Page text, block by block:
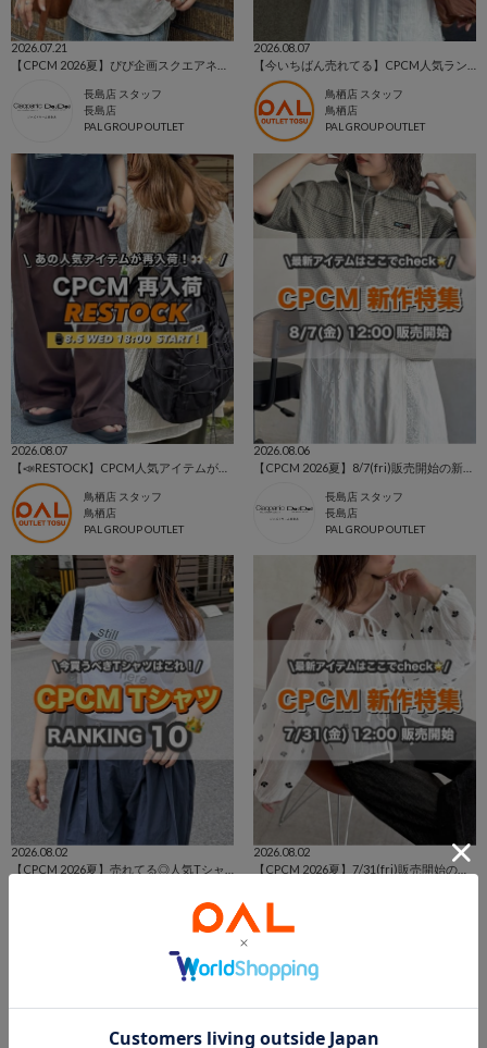
2026.07.21
長島店 スタッフ
長島店
PAL GROUP OUTLET
2026.08.07
鳥栖店 スタッフ
鳥栖店
PAL GROUP OUTLET
2026.08.07
鳥栖店 スタッフ
鳥栖店
PAL GROUP OUTLET
2026.08.06
長島店 スタッフ
長島店
PAL GROUP OUTLET
2026.08.02
2026.08.02
【CPCM 2026夏】7/31(fri)販売開始の新作アイテムまとめ🌼